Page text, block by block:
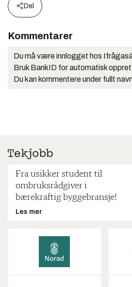
Del
Kommentarer
Du må være innlogget hos
Bruk BankID for automatisk
Du kan kommentere under fullt
Fra usikker student til
ombruksrådgiver i
bærekraftig byggebransje!
Les mer